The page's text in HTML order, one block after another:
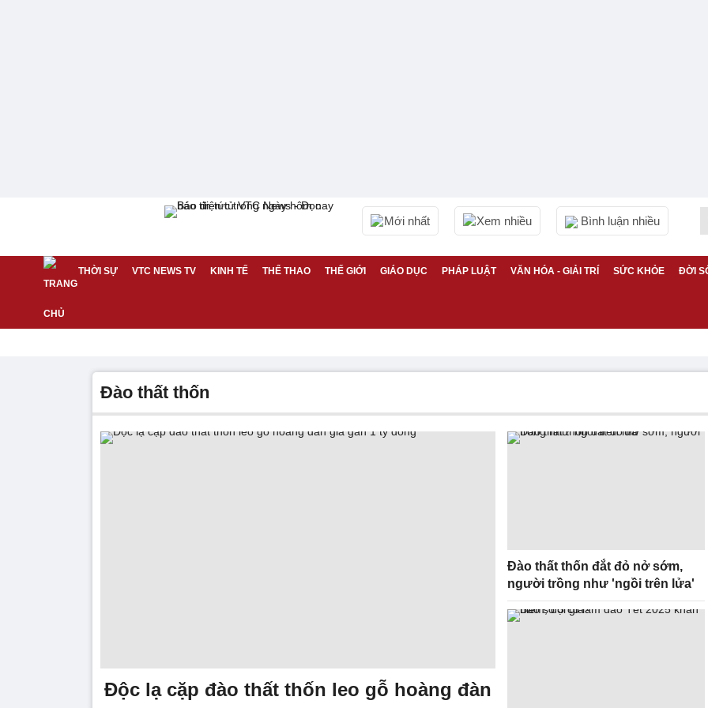
Mới nhất Xem nhiều Bình luận nhiều
THỜI SỰ VTC NEWS TV KINH TẾ THỂ THAO THẾ GIỚI GIÁO DỤC PHÁP LUẬT VĂN HÓA - GIẢI TRÍ SỨC KHỎE ĐỜI
đào thất thốn
Độc lạ cặp đào thất thốn leo gỗ hoàng đàn
Đào thất thốn đắt đỏ nở sớm,
người trồng như 'ngồi trên lửa'